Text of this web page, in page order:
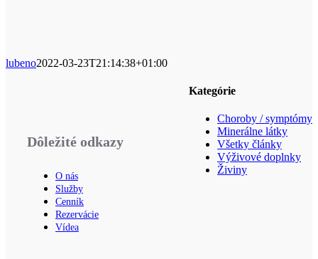
lubeno2022-03-23T21:14:38+01:00
Kategórie
Choroby / symptómy
Minerálne látky
Všetky články
Výživové doplnky
Živiny
Dôležité odkazy
O nás
Služby
Cenník
Rezervácie
Vídea